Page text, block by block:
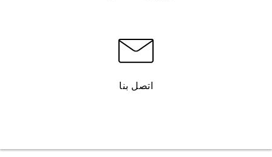
اتصل بنا